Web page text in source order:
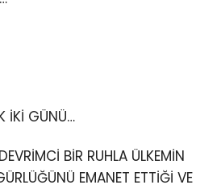
İKİ GÜNÜ…
BİR RUHLA ÜLKEMİN
EMANET ETTİĞİ VE